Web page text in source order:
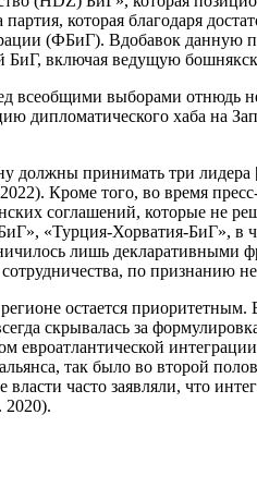
которая благодаря
(ФБиГ). Вдобавок
БиГ, включая ведущую
всеобщими выборами
дипломатического хаба на
должны принимать три
Кроме того, во время
соглашений, которые
«Турция-Хорватия-БиГ»,
лишь декларативными
по признанию
остается
скрывалась за
евроатлантической
так было во второй
часто заявляли, что
2020).